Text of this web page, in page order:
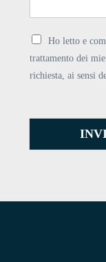
Ho letto e
trattamento dei
richiesta, ai sensi